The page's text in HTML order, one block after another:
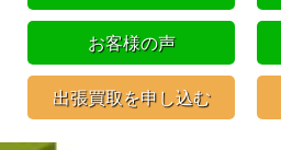
お客様の声
出張買取を申し込む